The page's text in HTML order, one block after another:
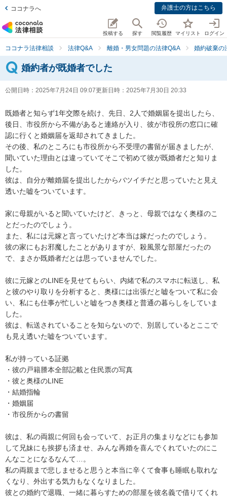
ココナラへ 弁護士の方はこちら
投稿する 探す 閲覧履歴 マイリスト ログイン
ココナラ法律相談 法律Q&A 離婚・男女問題の法律Q&A 婚約破棄の
婚約者が既婚者でした
公開日時： 2025年7月24日 09:07更新日時： 2025年7月30日 20:33
既婚者と知らず1年交際を続け、先日、2人で婚姻届を提出したら、
後日、市役所から不備があると連絡が入り、彼が市役所の窓口に確
認に行くと婚姻届を返却されてきました。
その後、私のところにも市役所から不受理の書留が届きましたが、
聞いていた理由とは違っていてそこで初めて彼が既婚者だと知りま
した。
彼は、自分が離婚届を提出したからバツイチだと思っていたと見え
透いた嘘をついています。
家に母親がいると聞いていたけど、きっと、母親ではなく奥様のこ
とだったのでしょう。
また、私には元嫁と言っていたけど本当は嫁だったのでしょう。
彼の家にもお邪魔したことがありますが、殺風景な部屋だったの
で、まさか既婚者だとは思っていませんでした。
彼に元嫁とのLINEを見せてもらい、内緒で私のスマホに転送し、私
と彼のやり取りを分析すると、奥様には出張だと嘘をついて私に会
い、私にも仕事が忙しいと嘘をつき奥様と普通の暮らしをしていま
した。
彼は、転送されていることを知らないので、別居しているとここで
も見え透いた嘘をついています。
私が持っている証拠
・彼の戸籍謄本全部記載と住民票の写真
・彼と奥様のLINE
・結婚指輪
・婚姻届
・市役所からの書留
彼は、私の両親に何回も会っていて、お正月の集まりなどにも参加
して兄妹にも挨拶も済ませ、みんな再婚を喜んでくれていたのにこ
んなことになるなんて…。
私の両親まで悲しませると思うと本当に辛くて食事も睡眠も取れな
くなり、外出する気力もなくなりました。
彼との婚約で退職、一緒に暮らすための部屋を彼名義で借りてくれ